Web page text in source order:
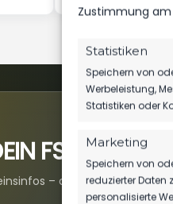
Zustimmung
Statistiken
Speichern von
Werbeleistung,
Statistiken oder
Marketing
Speichern von
reduzierter Daten
personalisierte
FSV.
– alles kompakt auf